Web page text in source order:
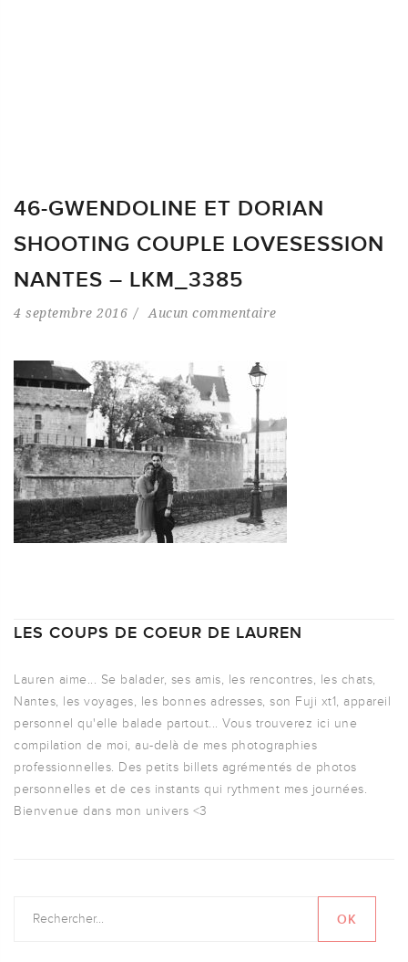
46-GWENDOLINE ET DORIAN
SHOOTING COUPLE LOVESESSION
NANTES – LKM_3385
4 septembre 2016 Aucun commentaire
LES COUPS DE COEUR DE LAUREN
Lauren aime... Se balader, ses amis, les rencontres, les chats,
Nantes, les voyages, les bonnes adresses, son Fuji xt1, appareil
personnel qu'elle balade partout... Vous trouverez ici une
compilation de moi, au-delà de mes photographies
professionnelles. Des petits billets agrémentés de photos
personnelles et de ces instants qui rythment mes journées.
Bienvenue dans mon univers <3